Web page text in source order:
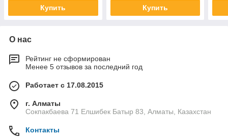
Купить Купить
О нас
Рейтинг не сформирован
Менее 5 отзывов за последний год
Работает с 17.08.2015
г. Алматы
Сокпакбаева 71 Елшибек Батыр 83, Алматы, Казахстан
Контакты